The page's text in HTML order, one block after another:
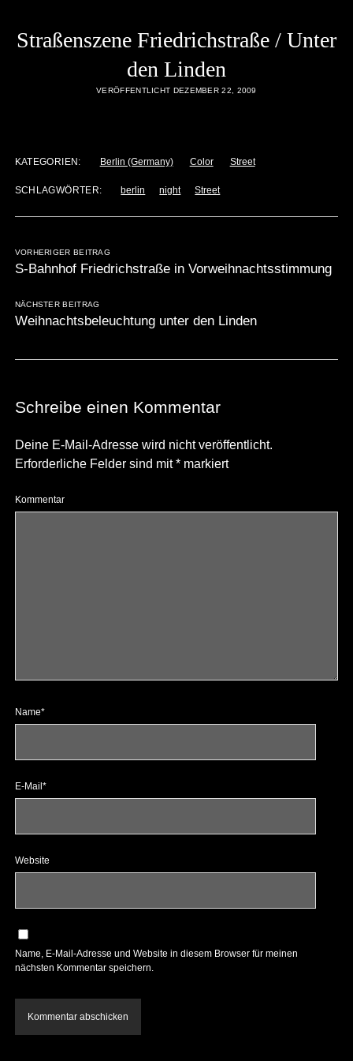
Straßenszene Friedrichstraße / Unter
den Linden
VERÖFFENTLICHT DEZEMBER 22, 2009
KATEGORIEN: Berlin (Germany) Color Street
SCHLAGWÖRTER: berlin night Street
VORHERIGER BEITRAG
S-Bahnhof Friedrichstraße in Vorweihnachtsstimmung
NÄCHSTER BEITRAG
Weihnachtsbeleuchtung unter den Linden
Schreibe einen Kommentar
Deine E-Mail-Adresse wird nicht veröffentlicht.
Erforderliche Felder sind mit*markiert
Kommentar
Name*
E-Mail*
Website
Name, E-Mail-Adresse und Website in diesem Browser für meinen
nächsten Kommentar speichern.